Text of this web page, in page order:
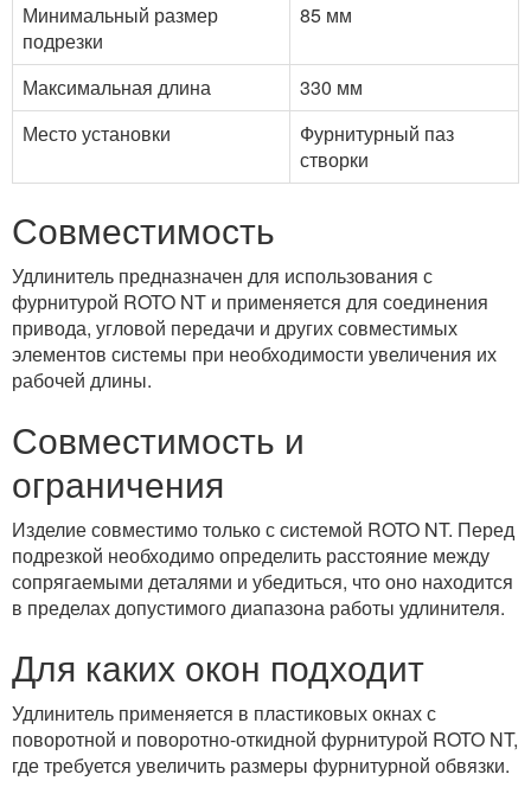
Минимальный размер
подрезки
85 мм
Максимальная длина
330 мм
Место установки
Фурнитурный паз
створки
Совместимость
Удлинитель предназначен для использования с
фурнитурой ROTO NT и применяется для соединения
привода, угловой передачи и других совместимых
элементов системы при необходимости увеличения их
рабочей длины.
Совместимость и
ограничения
Изделие совместимо только с системой ROTO NT. Перед
подрезкой необходимо определить расстояние между
сопрягаемыми деталями и убедиться, что оно находится
в пределах допустимого диапазона работы удлинителя.
Для каких окон подходит
Удлинитель применяется в пластиковых окнах с
поворотной и поворотно-откидной фурнитурой ROTO NT,
где требуется увеличить размеры фурнитурной обвязки.